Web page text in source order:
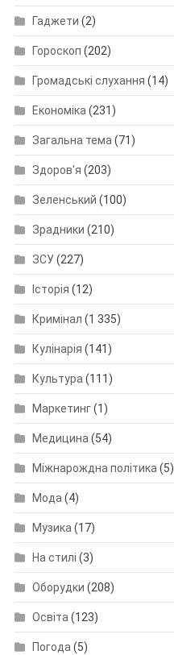
Гаджети (2)
Гороскоп (202)
Громадські слухання (14)
Економіка(231)
Загальна тема(71)
Здоров'я (203)
Зеленський (100)
Зрадники (210)
ЗСУ(227)
Історія (12)
Кримінал (1 335)
Кулінарія (141)
Культура(111)
Маркетинг(1)
Медицина(54)
Міжнарождна політика(5)
Мода(4)
Музика(17)
На стилі (3)
Оборудки (208)
Освіта(123)
Погода(5)